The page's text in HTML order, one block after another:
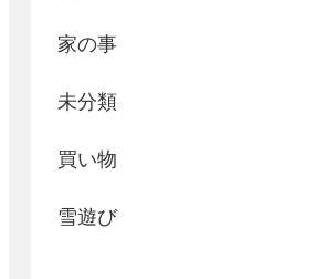
家の事
未分類
買い物
雪遊び